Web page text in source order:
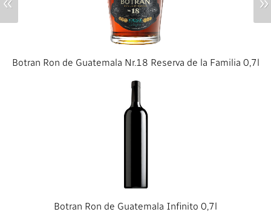
Botran Ron de Guatemala Nr.18 Reserva de la Familia 0,7l
Botran Ron de Guatemala Infinito 0,7l